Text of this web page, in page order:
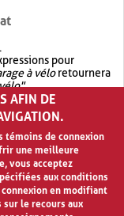
pour
à véloretournera
.
OR.garage OR vélo
garage à vélo
AFIN DE
témoins de connexion
une meilleure
vous acceptez
aux conditions
en modifiant
sur le recours aux